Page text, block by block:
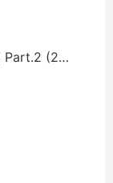
Part.2 (20